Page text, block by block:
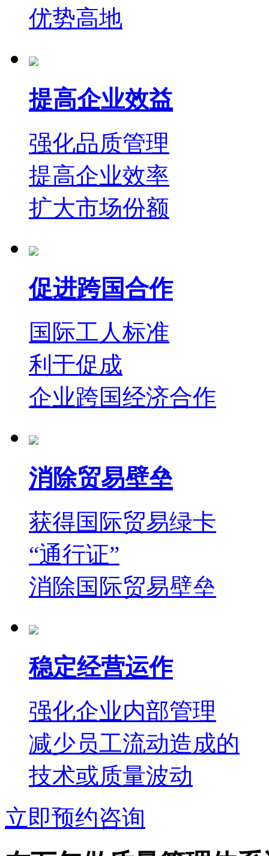
优势高地
提高企业效益
强化品质管理
提高企业效率
扩大市场份额
促进跨国合作
国际工人标准
利于促成
企业跨国经济合作
消除贸易壁垒
获得国际贸易绿卡
“通行证”
消除国际贸易壁垒
稳定经营运作
强化企业内部管理
减少员工流动造成的
技术或质量波动
立即预约咨询